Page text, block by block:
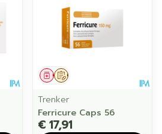
Op voorschrift
Geneesmiddel
Trenker
Ferricure Caps 56
€ 17,91